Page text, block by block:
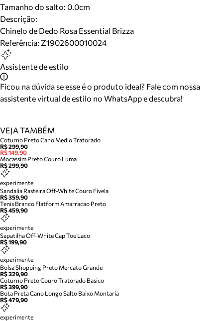
Tamanho do salto: 0.0cm
Descrição:
Chinelo de Dedo Rosa Essential Brizza
Referência: Z1902600010024
Assistente de estilo
Ficou na dúvida se esse é o produto ideal? Fale com nossa
assistente virtual de estilo no WhatsApp e descubra!
VEJA TAMBÉM
Coturno Preto Cano Medio Tratorado
R$ 299,90
R$ 149,90
Mocassim Preto Couro Luma
R$ 299,90
experimente
Sandalia Rasteira Off-White Couro Fivela
R$ 359,90
Tenis Branco Flatform Amarracao Preto
R$ 459,90
experimente
Sapatilha Off-White Cap Toe Laco
R$ 199,90
experimente
Bolsa Shopping Preto Mercato Grande
R$ 329,90
Coturno Preto Couro Tratorado Basico
R$ 399,90
Bota Preta Cano Longo Salto Baixo Montaria
R$ 479,90
experimente